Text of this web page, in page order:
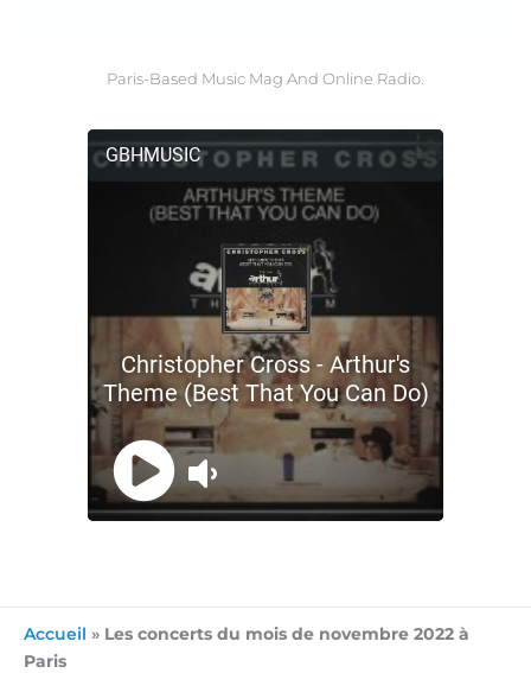
Paris-Based Music Mag And Online Radio.
Accueil » Les concerts du mois de novembre 2022 à
Paris